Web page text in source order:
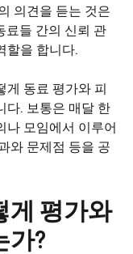
의견을 듣는 것은
료들 간의 신뢰 관
할을 합니다.
게 동료 평가와 피
다. 보통은 매달 한
나 모임에서 이루어
와 문제점 등을 공
게 평가와
가?